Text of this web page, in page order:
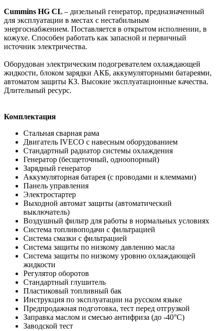
Cummins HG CL – дизельный генератор, предназначенный
для эксплуатации в местах с нестабильным
энергоснабжением. Поставляется в открытом исполнении, в
кожухе. Способен работать как запасной и первичный
источник электричества.
Оборудован электрическим подогревателем охлаждающей
жидкости, блоком зарядки АКБ, аккумуляторными батареями,
автоматом защиты КЗ. Высокие эксплуатационные качества.
Длительный ресурс.
Комплектация
Стальная сварная рама
Двигатель IVECO с навесным оборудованием
Стандартный радиатор системы охлаждения
Генератор (бесщеточный, одноопорный)
Зарядный генератор
Аккумуляторная батарея (с проводами и клеммами)
Панель управления
Электростартер
Выходной автомат защиты (автоматический
выключатель)
Воздушный фильтр для работы в нормальных условиях
Система топливоподачи с фильтрацией
Система смазки с фильтрацией
Система защиты по низкому давлению масла
Система защиты по низкому уровню охлаждающей
жидкости
Регулятор оборотов
Стандартный глушитель
Пластиковый топливный бак
Инструкция по эксплуатации на русском языке
Предпродажная подготовка, тест перед отгрузкой
Заправка маслом и смесью антифриза (до -40°С)
Заводской тест